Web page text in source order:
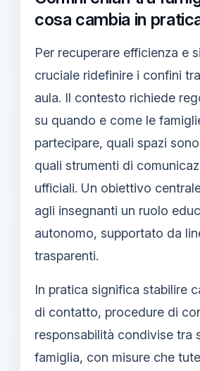
cosa cambia in
Per recuperare efficienza e
cruciale ridefinire i confini
aula. Il contesto richiede
su quando e come le
partecipare, quali spazi
quali strumenti di
ufficiali. Un obiettivo
agli insegnanti un ruolo
autonomo, supportato da
trasparenti.
In pratica significa stabilire
di contatto, procedure di
responsabilità condivise tra
famiglia, con misure che